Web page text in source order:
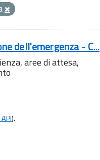
dell'emergenza - C...
aree di attesa,
).